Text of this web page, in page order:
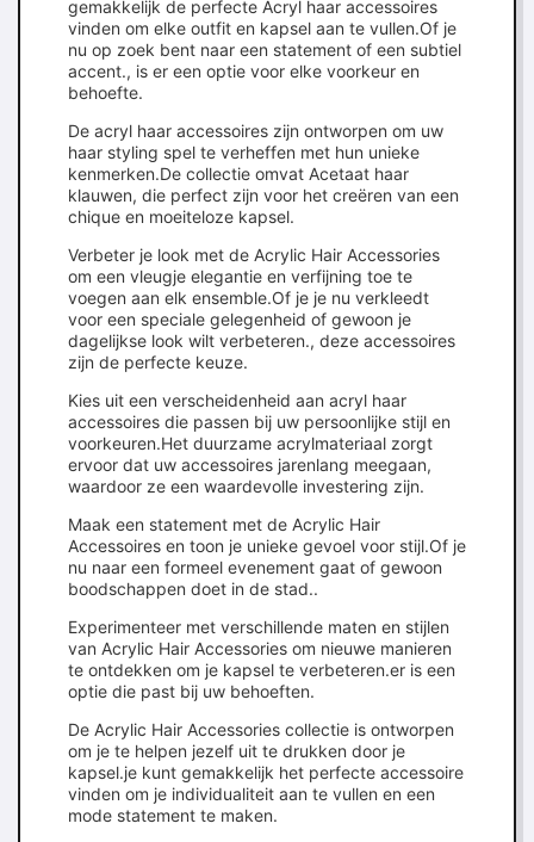
gemakkelijk de perfecte Acryl haar accessoires
vinden om elke outfit en kapsel aan te vullen.Of je
nu op zoek bent naar een statement of een subtiel
accent., is er een optie voor elke voorkeur en
behoefte.
De acryl haar accessoires zijn ontworpen om uw
haar styling spel te verheffen met hun unieke
kenmerken.De collectie omvat Acetaat haar
klauwen, die perfect zijn voor het creëren van een
chique en moeiteloze kapsel.
Verbeter je look met de Acrylic Hair Accessories
om een vleugje elegantie en verfijning toe te
voegen aan elk ensemble.Of je je nu verkleedt
voor een speciale gelegenheid of gewoon je
dagelijkse look wilt verbeteren., deze accessoires
zijn de perfecte keuze.
Kies uit een verscheidenheid aan acryl haar
accessoires die passen bij uw persoonlijke stijl en
voorkeuren.Het duurzame acrylmateriaal zorgt
ervoor dat uw accessoires jarenlang meegaan,
waardoor ze een waardevolle investering zijn.
Maak een statement met de Acrylic Hair
Accessoires en toon je unieke gevoel voor stijl.Of je
nu naar een formeel evenement gaat of gewoon
boodschappen doet in de stad..
Experimenteer met verschillende maten en stijlen
van Acrylic Hair Accessories om nieuwe manieren
te ontdekken om je kapsel te verbeteren.er is een
optie die past bij uw behoeften.
De Acrylic Hair Accessories collectie is ontworpen
om je te helpen jezelf uit te drukken door je
kapsel.je kunt gemakkelijk het perfecte accessoire
vinden om je individualiteit aan te vullen en een
mode statement te maken.